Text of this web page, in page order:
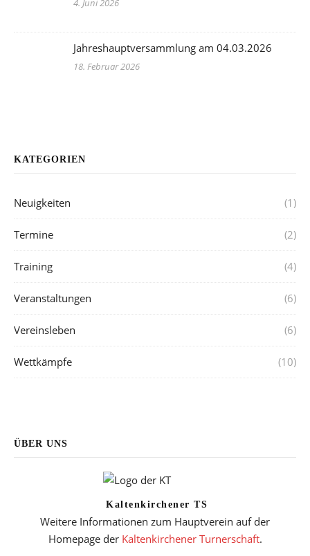
4. Juni 2026
Jahreshauptversammlung am 04.03.2026
18. Februar 2026
KATEGORIEN
Neuigkeiten (1)
Termine (2)
Training (4)
Veranstaltungen (6)
Vereinsleben (6)
Wettkämpfe (10)
ÜBER UNS
Kaltenkirchener TS
Weitere Informationen zum Hauptverein auf der
Homepage der Kaltenkirchener Turnerschaft.